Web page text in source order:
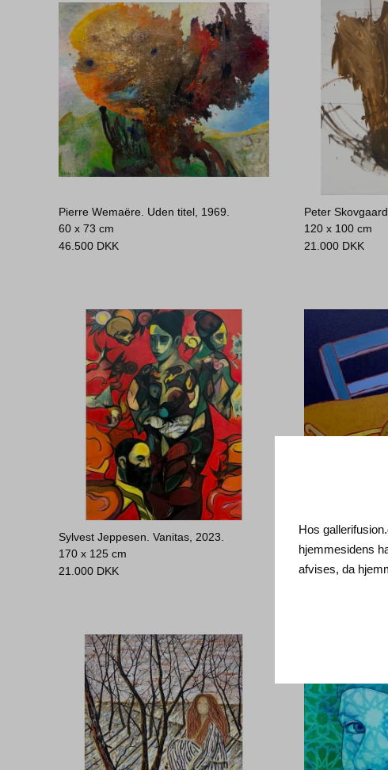
Pierre Wemaëre. Uden titel, 1969.
60 x 73 cm
46.500 DKK
Peter
120 x 100 cm
21.000 DKK
Sylvest Jeppesen. Vanitas, 2023.
170 x 125 cm
21.000 DKK
Lenette Ea
2024.40 x 40
Solgt
Hos
hjemmesidens
afvises, da